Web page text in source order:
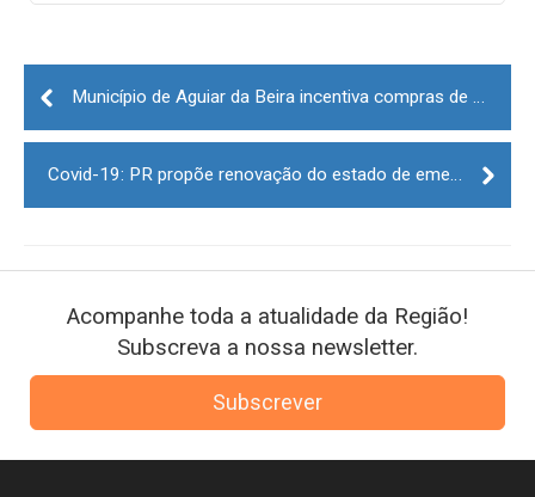
Post
navigation
Município de Aguiar da Beira incentiva compras de Natal no comércio local
Covid-19: PR propõe renovação do estado de emergência até 07 de janeiro
Acompanhe toda a atualidade da Região!
Subscreva a nossa newsletter.
Subscrever